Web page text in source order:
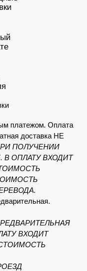
платежом. Оплата
доставка НЕ
ПОЛУЧЕНИИ
ОПЛАТУ ВХОДИТ
ВХОДИТ